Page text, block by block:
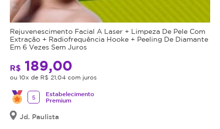
Rejuvenescimento Facial A Laser + Limpeza De Pele Com
Extração + Radiofrequência Hooke + Peeling De Diamante
Em 6 Vezes Sem Juros
R$ 189,00
ou 10x de R$ 21,04 com juros
5
Estabelecimento
Premium
Jd. Paulista